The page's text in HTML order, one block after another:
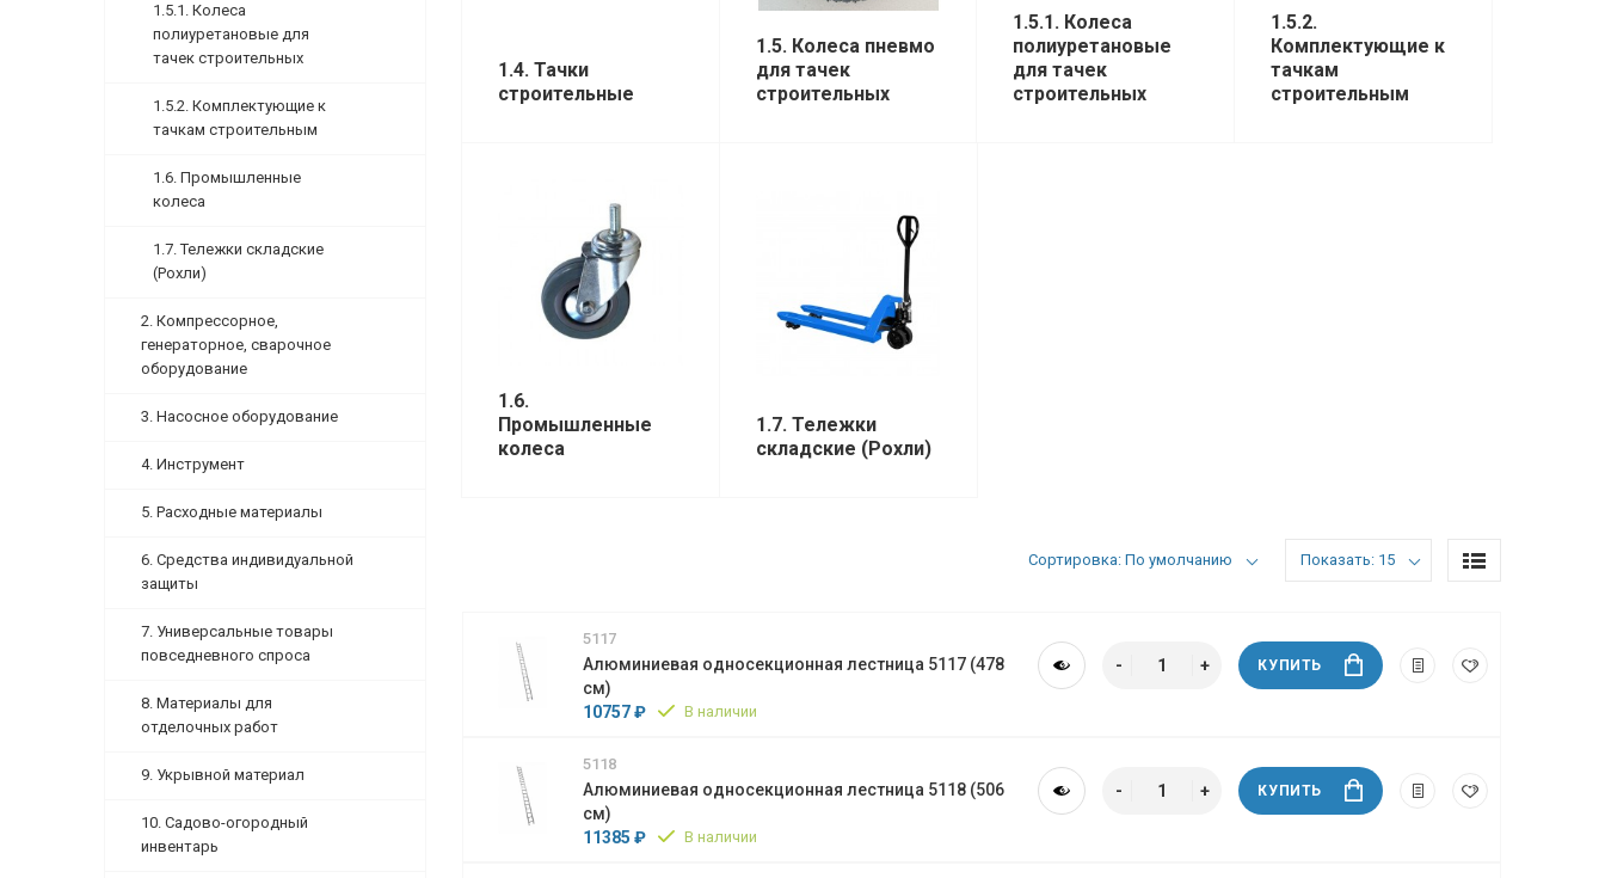
1.5.1. Колеса
полиуретановые для
тачек строительных
1.5.2. Комплектующие к
тачкам строительным
1.6. Промышленные
колеса
1.7. Тележки складские
(Рохли)
2. Компрессорное,
генераторное, сварочное
оборудование
3. Насосное оборудование
4. Инструмент
5. Расходные материалы
6. Средства индивидуальной
защиты
7. Универсальные товары
повседневного спроса
8. Материалы для
отделочных работ
9. Укрывной материал
10. Садово-огородный
инвентарь
1.4. Тачки
строительные
1.5. Колеса пневмо
для тачек
строительных
1.5.1. Колеса
полиуретановые
для тачек
строительных
1.5.2.
Комплектующие к
тачкам
строительным
1.6.
Промышленные
колеса
1.7. Тележки
складские (Рохли)
Сортировка: По умолчанию Показать: 15
5117
Алюминиевая односекционная лестница 5117 (478
см)
10757 ₽
В наличии
КУПИТЬ
5118
Алюминиевая односекционная лестница 5118 (506
см)
11385 ₽
В наличии
КУПИТЬ